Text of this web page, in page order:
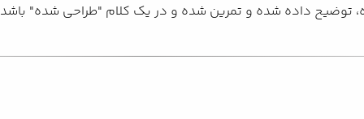
توضیح داده شده و تمرین شده و در یک کلام "طراحی شده" باشد